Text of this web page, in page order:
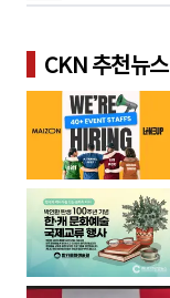
고
CKN 추천뉴스